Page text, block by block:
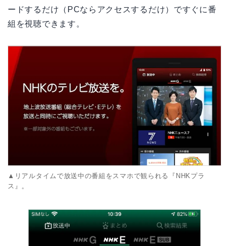
ードするだけ（PCならアクセスするだけ）ですぐに番
組を視聴できます。
▲リアルタイムで放送中の番組をスマホで観られる『NHKプラ
ス』。